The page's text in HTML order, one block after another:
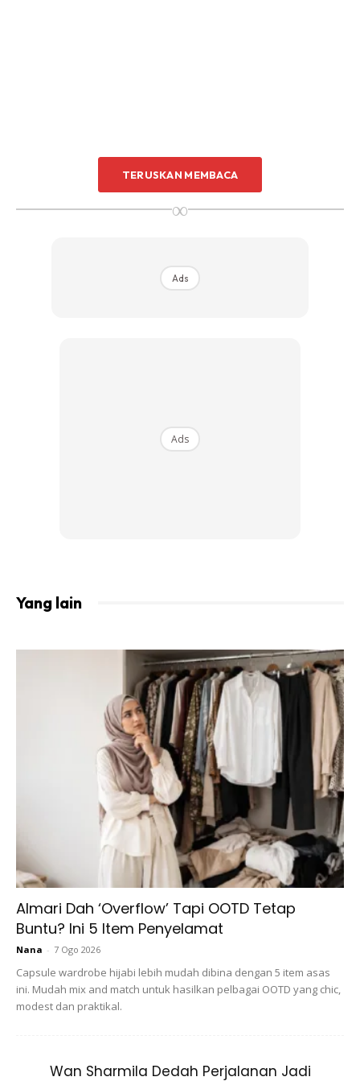
Memperagakan busana @laguna.sydney and
@andybandyofficial
TERUSKAN MEMBACA
∞
Ads
Ads
Yang lain
Almari Dah ‘Overflow’ Tapi OOTD Tetap
Buntu? Ini 5 Item Penyelamat
Nana - 7 Ogo 2026
Capsule wardrobe hijabi lebih mudah dibina dengan 5 item asas
ini. Mudah mix and match untuk hasilkan pelbagai OOTD yang chic,
modest dan praktikal.
Wan Sharmila Dedah Perjalanan Jadi